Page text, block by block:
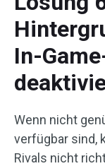
In-
Wenn nicht
verfügbar sind,
Rivals nicht